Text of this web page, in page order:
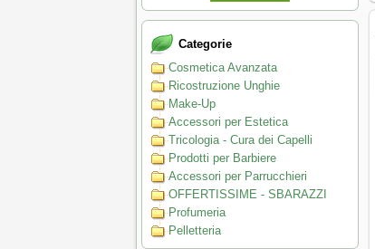
Categorie
Cosmetica Avanzata
Ricostruzione Unghie
Make-Up
Accessori per Estetica
Tricologia - Cura dei Capelli
Prodotti per Barbiere
Accessori per Parrucchieri
OFFERTISSIME - SBARAZZI
Profumeria
Pelletteria